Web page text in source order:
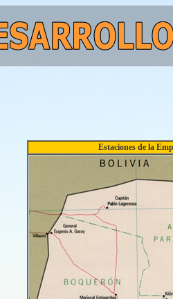
Estaciones de la